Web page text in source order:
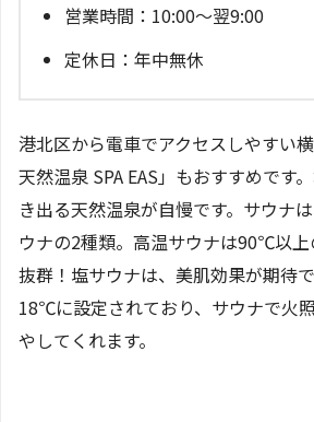
営業時間：10:00～翌9:00
定休日：年中無休
港北区から電車でアクセスしやすい
天然温泉 SPA EAS」もおすすめです
き出る天然温泉が自慢です。サウナ
ウナの2種類。高温サウナは90℃以
抜群！塩サウナは、美肌効果が期待
18℃に設定されており、サウナで火
やしてくれます。